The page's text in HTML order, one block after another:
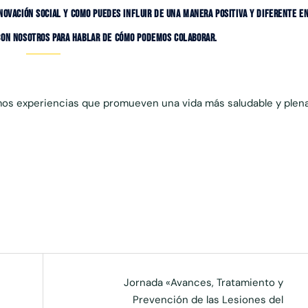
SOCIAL Y COMO PUEDES INFLUIR DE UNA MANERA POSITIVA Y DIFERENTE
NOSOTROS PARA HABLAR DE CÓMO PODEMOS COLABORAR.
experiencias que promueven una vida más saludable y
Jornada «Avances, Tratamiento y
Prevención de las Lesiones del